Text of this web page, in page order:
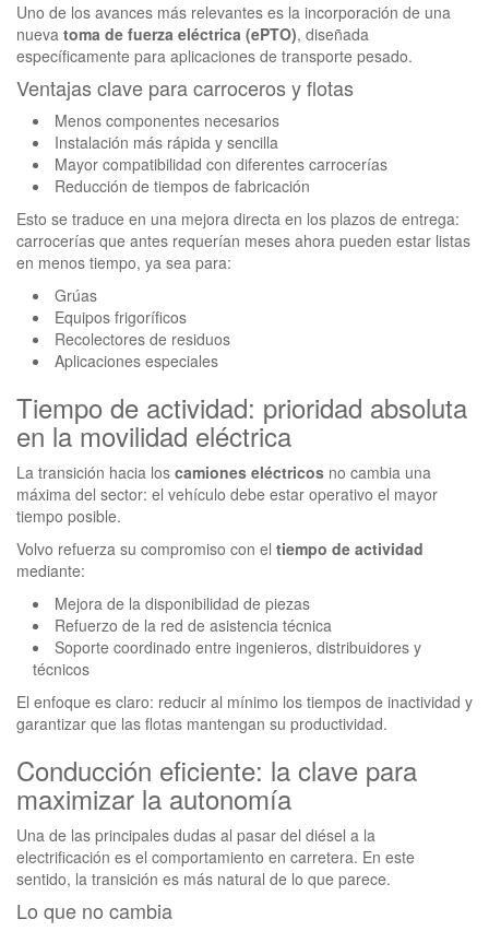
Uno de los avances más relevantes es la incorporación de una
nueva toma de fuerza eléctrica (ePTO), diseñada
específicamente para aplicaciones de transporte pesado.
Ventajas clave para carroceros y flotas
Menos componentes necesarios
Instalación más rápida y sencilla
Mayor compatibilidad con diferentes carrocerías
Reducción de tiempos de fabricación
Esto se traduce en una mejora directa en los plazos de entrega:
carrocerías que antes requerían meses ahora pueden estar listas
en menos tiempo, ya sea para:
Grúas
Equipos frigoríficos
Recolectores de residuos
Aplicaciones especiales
Tiempo de actividad: prioridad absoluta
en la movilidad eléctrica
La transición hacia los camiones eléctricos no cambia una
máxima del sector: el vehículo debe estar operativo el mayor
tiempo posible.
Volvo refuerza su compromiso con el tiempo de actividad
mediante:
Mejora de la disponibilidad de piezas
Refuerzo de la red de asistencia técnica
Soporte coordinado entre ingenieros, distribuidores y
técnicos
El enfoque es claro: reducir al mínimo los tiempos de inactividad y
garantizar que las flotas mantengan su productividad.
Conducción eficiente: la clave para
maximizar la autonomía
Una de las principales dudas al pasar del diésel a la
electrificación es el comportamiento en carretera. En este
sentido, la transición es más natural de lo que parece.
Lo que no cambia